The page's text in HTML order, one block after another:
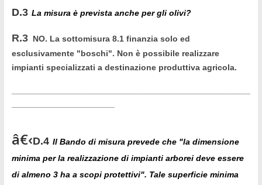
D.3 La misura è prevista anche per gli olivi?
R.3 NO. La sottomisura 8.1 finanzia solo ed
esclusivamente "boschi". Non è possibile realizzare
impianti specializzati a destinazione produttiva agricola.
â€‹D.4 Il Bando di misura prevede che "la dimensione
minima per la realizzazione di impianti arborei deve essere
di almeno 3 ha a scopi protettivi". Tale superficie minima